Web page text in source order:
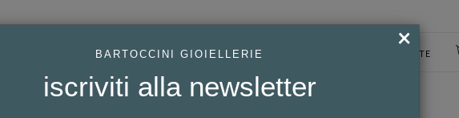
ACCESSO UTENTE
×
BARTOCCINI GIOIELLERIE
iscriviti alla newsletter